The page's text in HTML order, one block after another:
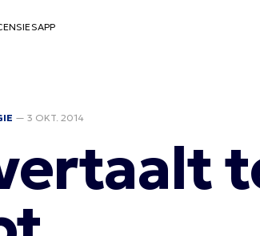
APP
— 3 OKT. 2014